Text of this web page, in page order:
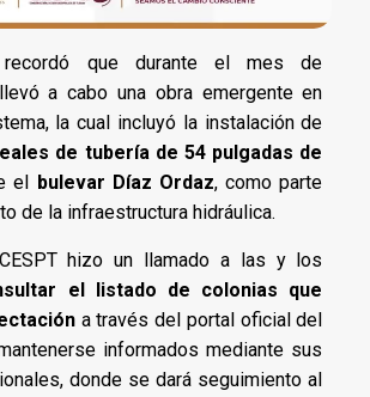
recordó que durante el mes de
a cabo una obra emergente en
la cual incluyó la instalación de
de tubería de 54 pulgadas de
el bulevar Díaz Ordaz, como parte
de la infraestructura hidráulica.
hizo un llamado a las y los
el listado de colonias que
a través del portal oficial del
informados mediante sus
donde se dará seguimiento al